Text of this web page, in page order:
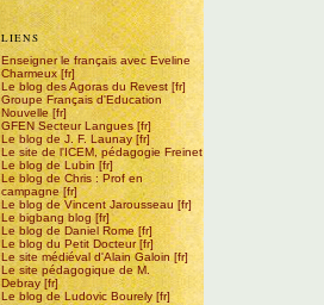
LIENS
Enseigner le français avec Eveline
Charmeux
Le blog des Agoras du Revest
Groupe Français d'Education
Nouvelle
GFEN Secteur Langues
Le blog de J. F. Launay
Le site de l'ICEM, pédagogie Freinet
Le blog de Lubin
Le blog de Chris : Prof en
campagne
Le blog de Vincent Jarousseau
Le bigbang blog
Le blog de Daniel Rome
Le blog du Petit Docteur
Le site médiéval d'Alain Galoin
Le site pédagogique de M.
Debray
Le blog de Ludovic Bourely